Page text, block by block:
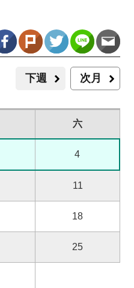
下週 次月
六
4
11
18
25